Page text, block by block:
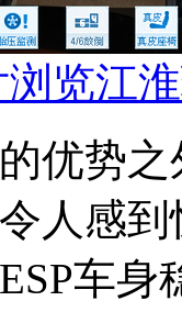
览江
势之
人感
车